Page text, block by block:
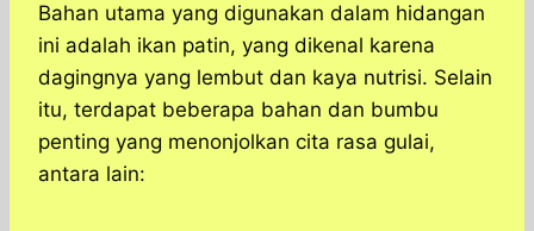
Bahan utama yang digunakan dalam hidangan
ini adalah ikan patin, yang dikenal karena
dagingnya yang lembut dan kaya nutrisi. Selain
itu, terdapat beberapa bahan dan bumbu
penting yang menonjolkan cita rasa gulai,
antara lain: